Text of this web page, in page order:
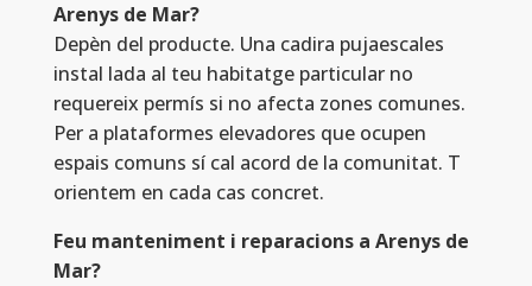
Arenys de Mar?
Depèn del producte. Una cadira pujaescales
instal lada al teu habitatge particular no
requereix permís si no afecta zones comunes.
Per a plataformes elevadores que ocupen
espais comuns sí cal acord de la comunitat. T
orientem en cada cas concret.
Feu manteniment i reparacions a Arenys de
Mar?